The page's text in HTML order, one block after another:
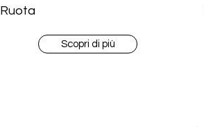
Ruota
Scopri di più